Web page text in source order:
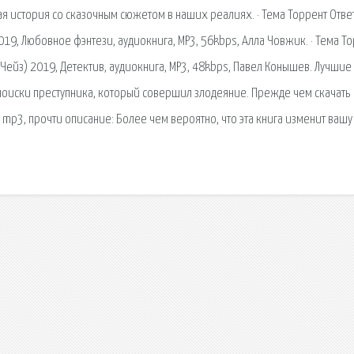
история со сказочным сюжетом в наших реалиях. · Тема Торрент
Любовное фэнтези, аудиокнига, MP3, 56kbps, Алла Човжик. · Тема
2019, Детектив, аудиокнига, MP3, 48kbps, Павел Конышев. Лучшие
преступника, который совершил злодеяние. Прежде чем скачать
прочти описание: Более чем вероятно, что эта книга изменит вашу